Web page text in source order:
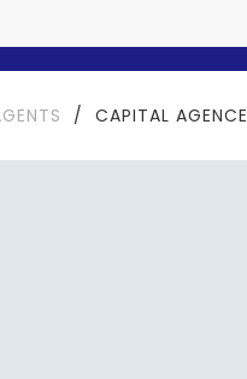
/ CAPITAL AGENCE